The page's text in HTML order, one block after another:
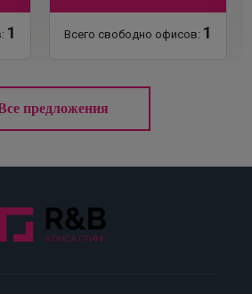
1 Всего свободно офисов: 1
предложения